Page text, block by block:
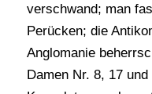
verschwand; man
Perücken; die
Anglomanie
Damen Nr. 8, 17